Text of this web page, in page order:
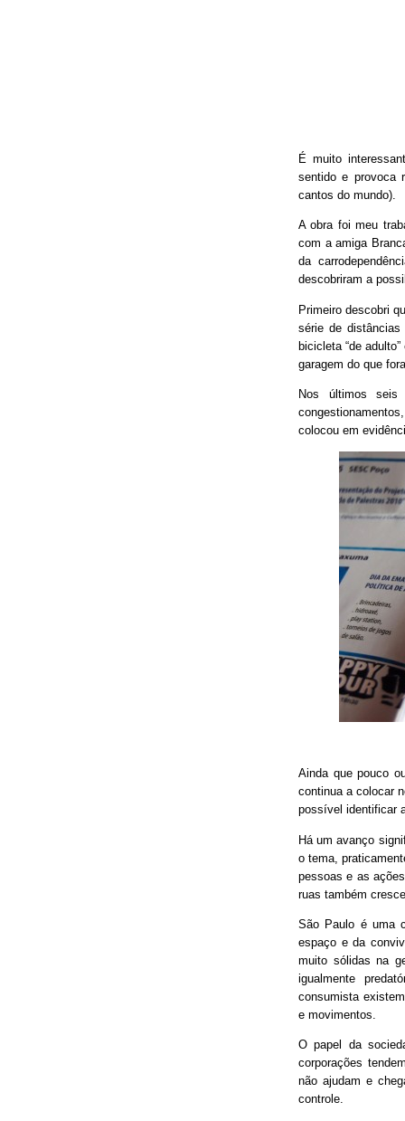
É muito
sentido e provoca
cantos do mundo).
A obra foi meu
com a amiga
da
descobriram a
Primeiro descobri
série de distâncias
bicicleta “de
garagem do que
Nos últimos seis
colocou em
Ainda que pouco
continua a colocar
possível identificar
Há um avanço
o tema,
pessoas e as
ruas também
São Paulo é uma
espaço e da
muito sólidas na
igualmente
consumista
e movimentos.
O papel da
corporações
não ajudam e
controle.